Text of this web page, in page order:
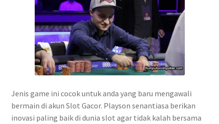
Jenis game ini cocok untuk anda yang baru mengawali
bermain di akun Slot Gacor. Playson senantiasa berikan
inovasi paling baik di dunia slot agar tidak kalah bersama